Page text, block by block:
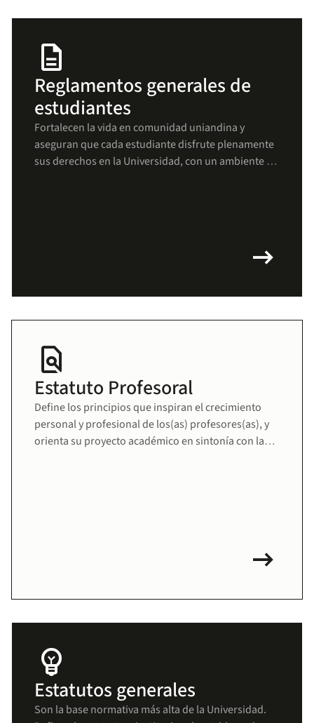
description
Reglamentos generales de
estudiantes
Fortalecen la vida en comunidad uniandina y
aseguran que cada estudiante disfrute plenamente
sus derechos en la Universidad, con un ambiente de
arrow_right_alt
find_in_page
Estatuto Profesoral
Define los principios que inspiran el crecimiento
personal y profesional de los(as) profesores(as), y
orienta su proyecto académico en sintonía con la
arrow_right_alt
emoji_objects
Estatutos generales
Son la base normativa más alta de la Universidad.